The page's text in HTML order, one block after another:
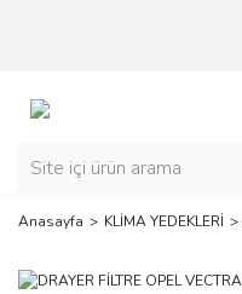
Anasayfa KLİMA YEDEKLERİ